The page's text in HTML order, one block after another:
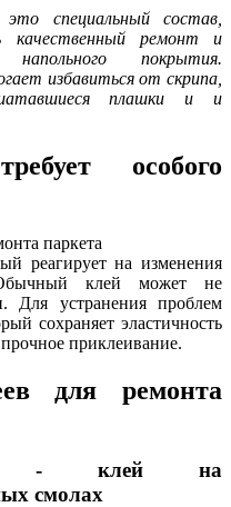
специальный состав,
качественный ремонт и
напольного покрытия.
избавиться от скрипа,
плашки и и
особого
реагирует на изменения
клей может не
Для устранения проблем
сохраняет эластичность
приклеивание.
для ремонта
- клей на
смолах